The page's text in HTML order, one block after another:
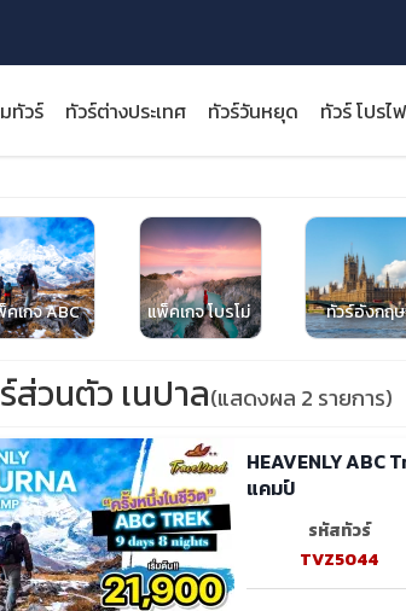
ทัวร์ ทัวร์ต่างประเทศ ทัวร์วันหยุด ทัวร์ โปรไ
เกจ ABC แพ็คเกจ โบรโม่ ทัวร์อังกฤษ
ส่วนตัว เนปาล(แสดงผล 2 รายการ)
HEAVENLY ABC
แคมป์
รหัสทัวร์
TVZ5044